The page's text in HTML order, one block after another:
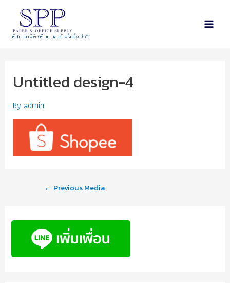
บริษัท เอสพีพี ครีเอท แอนด์ พริ้นติ้ง จำกัด
Untitled design-4
By admin
← Previous Media